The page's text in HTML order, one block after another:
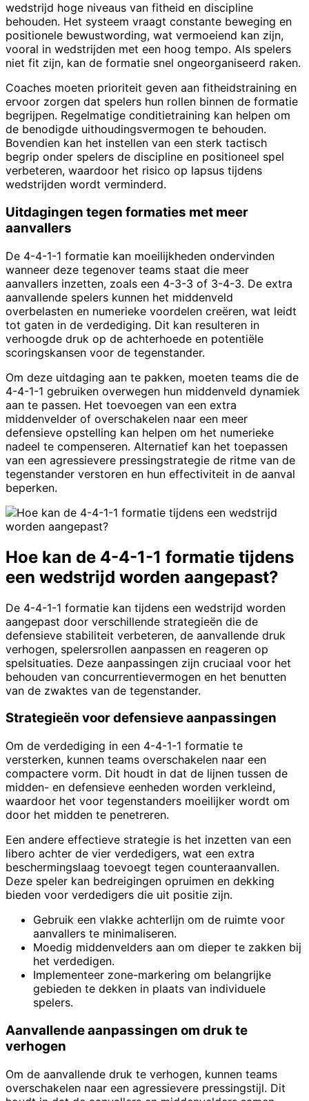
wedstrijd hoge niveaus van fitheid en discipline
behouden. Het systeem vraagt constante beweging en
positionele bewustwording, wat vermoeiend kan zijn,
vooral in wedstrijden met een hoog tempo. Als spelers
niet fit zijn, kan de formatie snel ongeorganiseerd raken.
Coaches moeten prioriteit geven aan fitheidstraining en
ervoor zorgen dat spelers hun rollen binnen de formatie
begrijpen. Regelmatige conditietraining kan helpen om
de benodigde uithoudingsvermogen te behouden.
Bovendien kan het instellen van een sterk tactisch
begrip onder spelers de discipline en positioneel spel
verbeteren, waardoor het risico op lapsus tijdens
wedstrijden wordt verminderd.
Uitdagingen tegen formaties met meer
aanvallers
De 4-4-1-1 formatie kan moeilijkheden ondervinden
wanneer deze tegenover teams staat die meer
aanvallers inzetten, zoals een 4-3-3 of 3-4-3. De extra
aanvallende spelers kunnen het middenveld
overbelasten en numerieke voordelen creëren, wat leidt
tot gaten in de verdediging. Dit kan resulteren in
verhoogde druk op de achterhoede en potentiële
scoringskansen voor de tegenstander.
Om deze uitdaging aan te pakken, moeten teams die de
4-4-1-1 gebruiken overwegen hun middenveld dynamiek
aan te passen. Het toevoegen van een extra
middenvelder of overschakelen naar een meer
defensieve opstelling kan helpen om het numerieke
nadeel te compenseren. Alternatief kan het toepassen
van een agressievere pressingstrategie de ritme van de
tegenstander verstoren en hun effectiviteit in de aanval
beperken.
Hoe kan de 4-4-1-1 formatie tijdens
een wedstrijd worden aangepast?
De 4-4-1-1 formatie kan tijdens een wedstrijd worden
aangepast door verschillende strategieën die de
defensieve stabiliteit verbeteren, de aanvallende druk
verhogen, spelersrollen aanpassen en reageren op
spelsituaties. Deze aanpassingen zijn cruciaal voor het
behouden van concurrentievermogen en het benutten
van de zwaktes van de tegenstander.
Strategieën voor defensieve aanpassingen
Om de verdediging in een 4-4-1-1 formatie te
versterken, kunnen teams overschakelen naar een
compactere vorm. Dit houdt in dat de lijnen tussen de
midden- en defensieve eenheden worden verkleind,
waardoor het voor tegenstanders moeilijker wordt om
door het midden te penetreren.
Een andere effectieve strategie is het inzetten van een
libero achter de vier verdedigers, wat een extra
beschermingslaag toevoegt tegen counteraanvallen.
Deze speler kan bedreigingen opruimen en dekking
bieden voor verdedigers die uit positie zijn.
Gebruik een vlakke achterlijn om de ruimte voor
aanvallers te minimaliseren.
Moedig middenvelders aan om dieper te zakken bij
het verdedigen.
Implementeer zone-markering om belangrijke
gebieden te dekken in plaats van individuele
spelers.
Aanvallende aanpassingen om druk te
verhogen
Om de aanvallende druk te verhogen, kunnen teams
overschakelen naar een agressievere pressingstijl. Dit